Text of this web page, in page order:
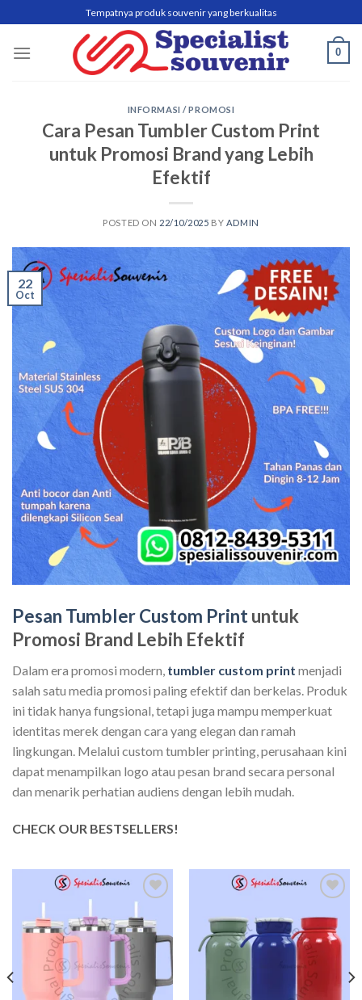
to
content
Tempatnya produk souvenir yang berkualitas
0
INFORMASI / PROMOSI
Cara Pesan Tumbler Custom Print
untuk Promosi Brand yang Lebih
Efektif
POSTED ON 22/10/2025 BY ADMIN
22
Oct
Pesan Tumbler Custom Print untuk
Promosi Brand Lebih Efektif
Dalam era promosi modern, tumbler custom print menjadi
salah satu media promosi paling efektif dan berkelas. Produk
ini tidak hanya fungsional, tetapi juga mampu memperkuat
identitas merek dengan cara yang elegan dan ramah
lingkungan. Melalui custom tumbler printing, perusahaan kini
dapat menampilkan logo atau pesan brand secara personal
dan menarik perhatian audiens dengan lebih mudah.
CHECK OUR BESTSELLERS!
Add to
wishlist
Add to
wishlist